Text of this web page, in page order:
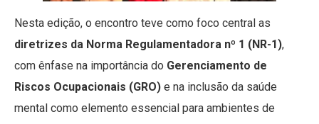
Nesta edição, o encontro teve como foco central as
diretrizes da Norma Regulamentadora nº 1 (NR-1),
com ênfase na importância do Gerenciamento de
Riscos Ocupacionais (GRO) e na inclusão da saúde
mental como elemento essencial para ambientes de